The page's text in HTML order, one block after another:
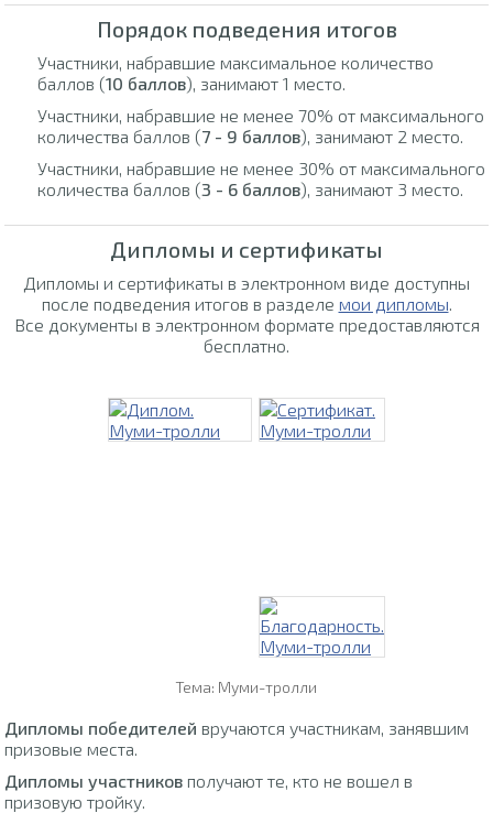
Порядок подведения итогов
Участники, набравшие максимальное количество
баллов (10 баллов), занимают 1 место.
Участники, набравшие не менее 70% от максимального
количества баллов (7 - 9 баллов), занимают 2 место.
Участники, набравшие не менее 30% от максимального
количества баллов (3 - 6 баллов), занимают 3 место.
Дипломы и сертификаты
Дипломы и сертификаты в электронном виде доступны
после подведения итогов в разделе мои дипломы.
Все документы в электронном формате предоставляются
бесплатно.
Тема: Муми-тролли
Дипломы победителей вручаются участникам, занявшим
призовые места.
Дипломы участников получают те, кто не вошел в
призовую тройку.